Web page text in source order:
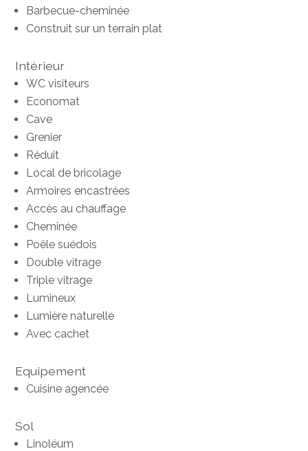
Barbecue-cheminée
Construit sur un terrain plat
Intérieur
WC visiteurs
Economat
Cave
Grenier
Réduit
Local de bricolage
Armoires encastrées
Accès au chauffage
Cheminée
Poêle suédois
Double vitrage
Triple vitrage
Lumineux
Lumière naturelle
Avec cachet
Equipement
Cuisine agencée
Sol
Linoléum